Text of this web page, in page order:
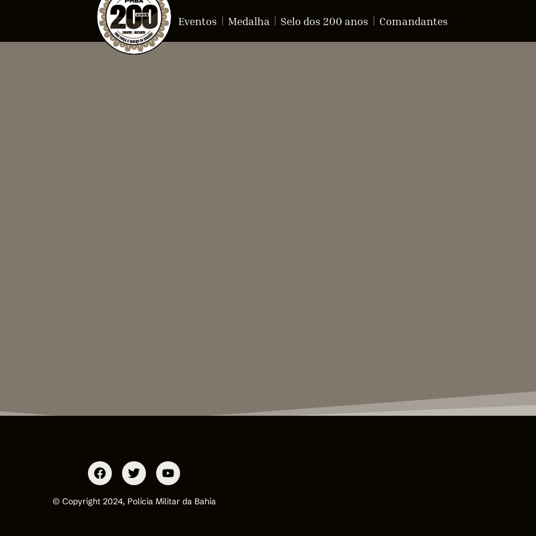
Eventos Medalha Selo dos 200 anos Comandantes
© Copyright 2024, Polícia Militar da Bahia